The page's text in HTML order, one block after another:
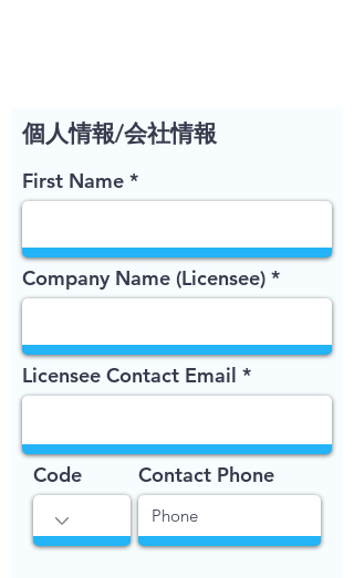
個人情報/会社情報
First Name
Company Name (Licensee)
Licensee Contact Email
Code Contact Phone